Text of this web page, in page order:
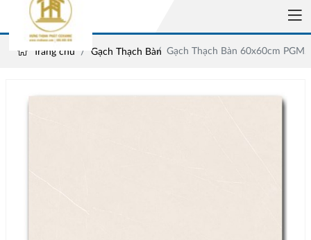
Trang chủ Gạch Thạch Bàn Gạch Thạch Bàn 60x60cm